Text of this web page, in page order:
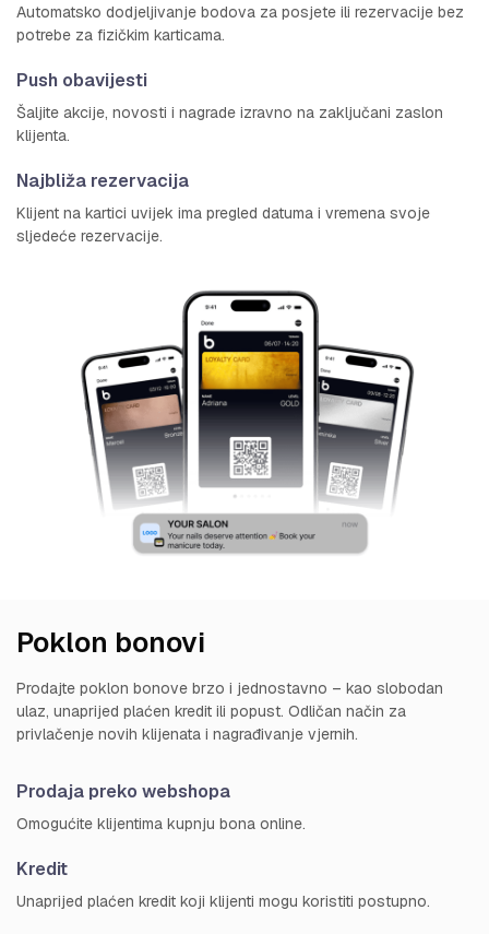
Automatsko dodjeljivanje bodova za posjete ili rezervacije bez
potrebe za fizičkim karticama.
Push obavijesti
Šaljite akcije, novosti i nagrade izravno na zaključani zaslon
klijenta.
Najbliža rezervacija
Klijent na kartici uvijek ima pregled datuma i vremena svoje
sljedeće rezervacije.
Poklon bonovi
Prodajte poklon bonove brzo i jednostavno – kao slobodan
ulaz, unaprijed plaćen kredit ili popust. Odličan način za
privlačenje novih klijenata i nagrađivanje vjernih.
Prodaja preko webshopa
Omogućite klijentima kupnju bona online.
Kredit
Unaprijed plaćen kredit koji klijenti mogu koristiti postupno.